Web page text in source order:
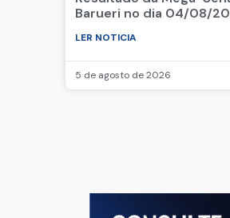
Barueri no dia 04/08/
LER NOTICIA
5 de agosto de 2026